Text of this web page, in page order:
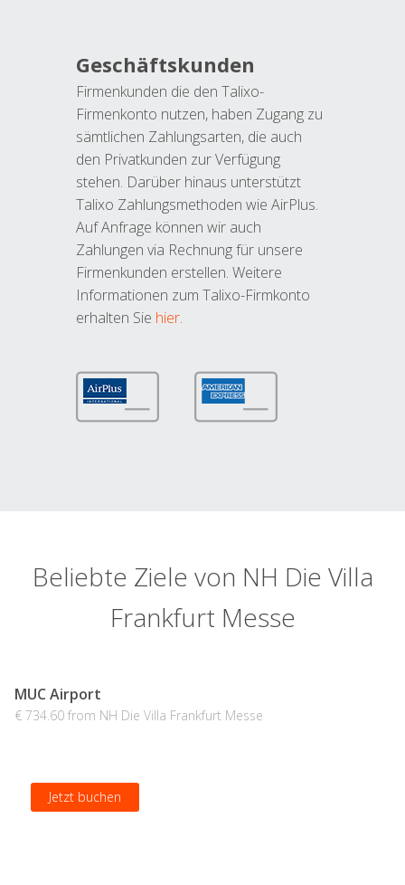
Geschäftskunden
Firmenkunden die den Talixo-
Firmenkonto nutzen, haben Zugang zu
sämtlichen Zahlungsarten, die auch
den Privatkunden zur Verfügung
stehen. Darüber hinaus unterstützt
Talixo Zahlungsmethoden wie AirPlus.
Auf Anfrage können wir auch
Zahlungen via Rechnung für unsere
Firmenkunden erstellen. Weitere
Informationen zum Talixo-Firmkonto
erhalten Sie hier.
Beliebte Ziele von NH Die Villa
Frankfurt Messe
MUC Airport
€ 734.60 from NH Die Villa Frankfurt Messe
Jetzt buchen